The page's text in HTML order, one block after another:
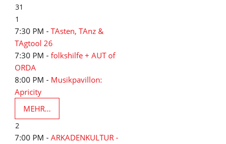
31
1
7:30 PM - TAsten, TAnz &
TAgtool 26
7:30 PM - folkshilfe + AUT of
ORDA
8:00 PM - Musikpavillon:
Apricity
MEHR...
2
7:00 PM - ARKADENKULTUR -